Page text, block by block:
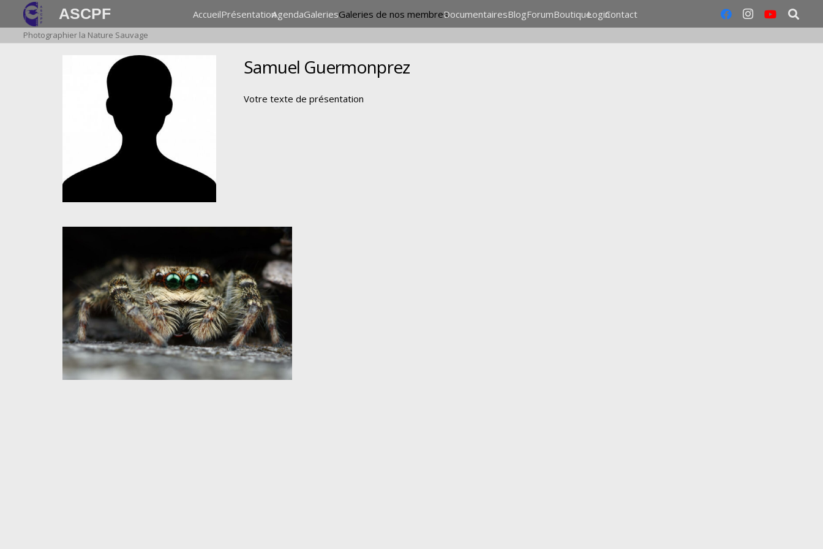
ASCPF AccueilPrésentationAgendaGaleriesGaleries de nos membresDocumentairesBlogForumBoutiqueLoginContact
Photographier la Nature Sauvage
Samuel Guermonprez
Votre texte de présentation